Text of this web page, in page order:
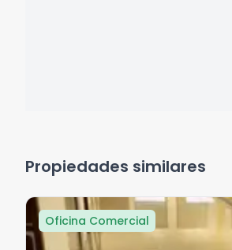
Propiedades similares
Oficina Comercial